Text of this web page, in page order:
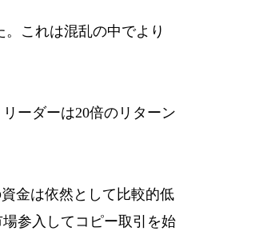
これは混乱の中でより
ーダーは20倍のリターン
金は依然として比較的低
参入してコピー取引を始